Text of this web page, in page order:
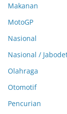
Makanan
MotoGP
Nasional
Nasional /
Olahraga
Otomotif
Pencurian